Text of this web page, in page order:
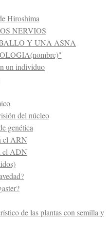
Hiroshima
NERVIOS
Y UNA ASNA
un individuo
del núcleo
genética
el ARN
el ADN
de las plantas con semilla y